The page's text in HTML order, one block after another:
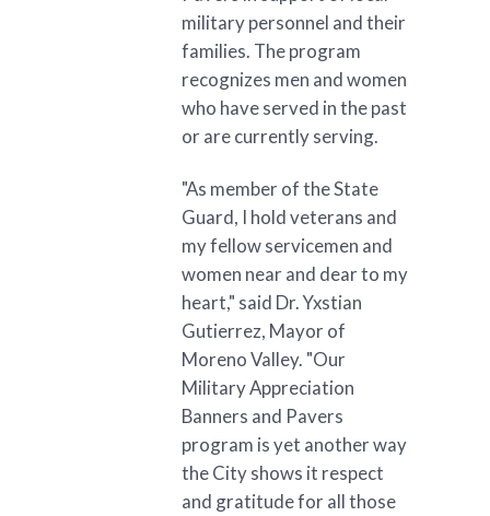
military personnel and their
families. The program
recognizes men and women
who have served in the past
or are currently serving.
"As member of the State
Guard, I hold veterans and
my fellow servicemen and
women near and dear to my
heart," said Dr. Yxstian
Gutierrez, Mayor of
Moreno Valley. "Our
Military Appreciation
Banners and Pavers
program is yet another way
the City shows it respect
and gratitude for all those